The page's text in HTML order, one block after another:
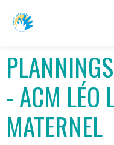
- ACM LÉO
MATERNEL